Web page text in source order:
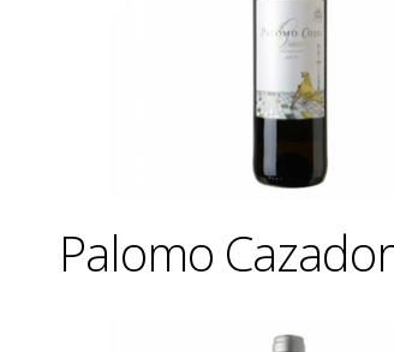
Palomo